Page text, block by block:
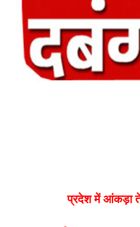
प्रदेश में आंकड़ा